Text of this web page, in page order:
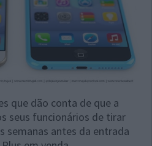
que dão conta de que a
seus funcionários de tirar
semanas antes da entrada